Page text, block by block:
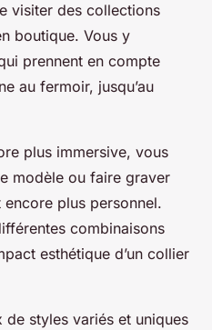
visiter des collections
boutique. Vous y
prennent en compte
au fermoir, jusqu’au
plus immersive, vous
modèle ou faire graver
plus personnel.
combinaisons
esthétique d’un collier
styles variés et uniques